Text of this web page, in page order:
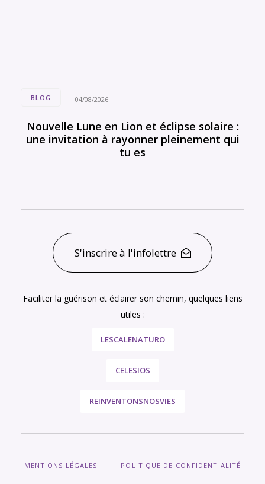
BLOG 04/08/2026
Nouvelle Lune en Lion et éclipse solaire :
une invitation à rayonner pleinement qui
tu es
S'inscrire à l'infolettre
Faciliter la guérison et éclairer son chemin, quelques liens
utiles :
LESCALENATURO
CELESIOS
REINVENTONSNOSVIES
MENTIONS LÉGALES POLITIQUE DE CONFIDENTIALITÉ